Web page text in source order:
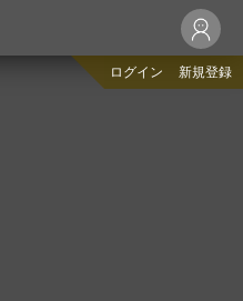
ログイン 新規登録